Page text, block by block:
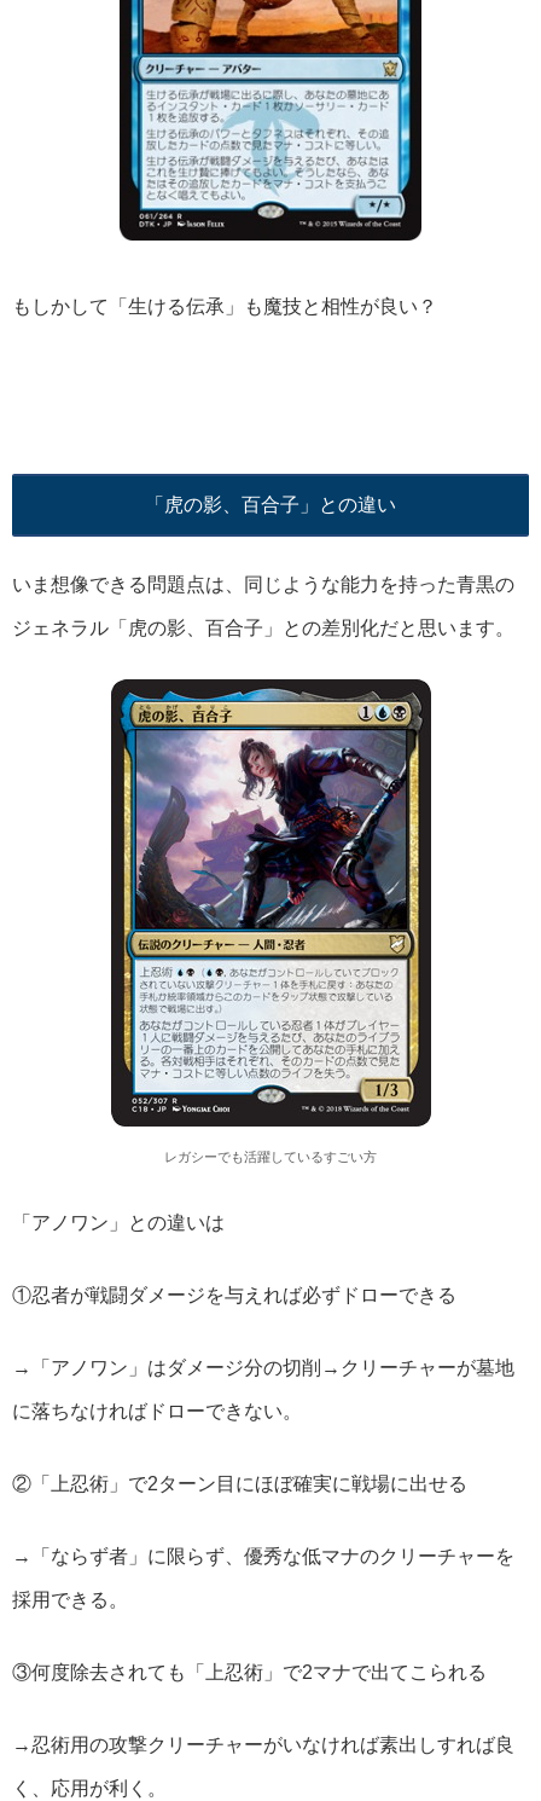
もしかして「生ける伝承」も魔技と相性が良い？
「虎の影、百合子」との違い
いま想像できる問題点は、同じような能力を持った青黒の
ジェネラル「虎の影、百合子」との差別化だと思います。
レガシーでも活躍しているすごい方
「アノワン」との違いは
①忍者が戦闘ダメージを与えれば必ずドローできる
→「アノワン」はダメージ分の切削→クリーチャーが墓地
に落ちなければドローできない。
②「上忍術」で2ターン目にほぼ確実に戦場に出せる
→「ならず者」に限らず、優秀な低マナのクリーチャーを
採用できる。
③何度除去されても「上忍術」で2マナで出てこられる
→忍術用の攻撃クリーチャーがいなければ素出しすれば良
く、応用が利く。